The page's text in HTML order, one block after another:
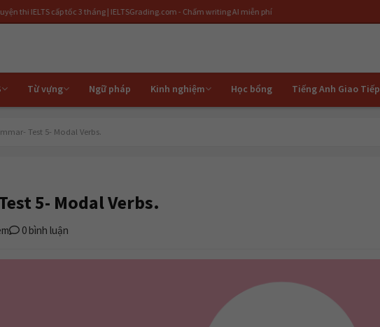
cấp tốc 3 tháng | IELTSGrading.com - Chấm writing AI miễn phí
Từ vựng Ngữ pháp Kinh nghiệm Học bổng Tiếng Anh Giao Tiếp
Test 5- Modal Verbs.
5- Modal Verbs.
0 bình luận